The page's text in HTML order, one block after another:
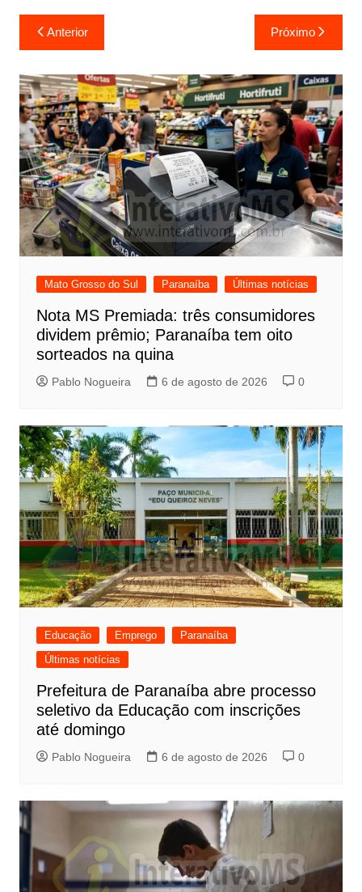
Navegação
de
Post
Anterior Próximo
Mato Grosso do Sul Paranaíba Últimas notícias
Nota MS Premiada: três consumidores
dividem prêmio; Paranaíba tem oito
sorteados na quina
Pablo Nogueira 6 de agosto de 2026 0
Educação Emprego
Paranaíba
Últimas notícias
Prefeitura de Paranaíba abre processo
seletivo da Educação com inscrições
até domingo
Pablo Nogueira 6 de agosto de 2026 0